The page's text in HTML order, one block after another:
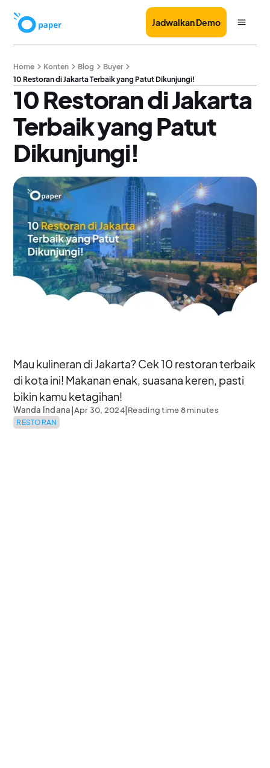
Jadwalkan Demo
Home Konten Blog
Buyer
10 Restoran di Jakarta Terbaik yang Patut Dikunjungi!
10 Restoran di Jakarta
Terbaik yang Patut
Dikunjungi!
Mau kulineran di Jakarta? Cek 10 restoran terbaik
di kota ini! Makanan enak, suasana keren, pasti
bikin kamu ketagihan!
Wanda Indana|Apr 30, 2024|Reading time 8 minutes
RESTORAN